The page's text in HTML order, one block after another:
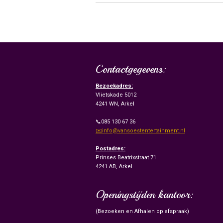
Contactgegevens:
Bezoekadres:
Vlietskade 5012
4241 WN, Arkel
📞085 130 67 36
✉️info@vansoestentertainment.nl
Postadres:
Prinses Beatrixstraat 71
4241 AB, Arkel
Openingstijden kantoor:
(Bezoeken en Afhalen op afspraak)